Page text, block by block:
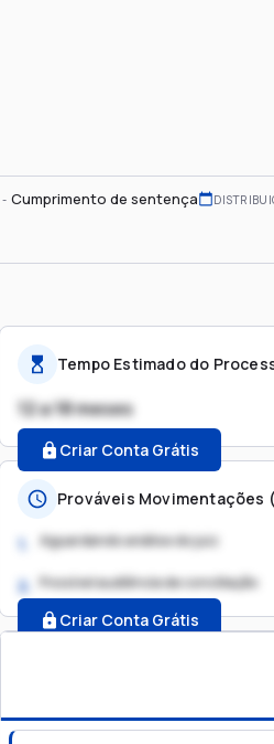
Cumprimento de sentença
Tempo Estimado do
12 a 18 meses
Criar Conta Grátis
Prováveis Movimentações
1. Aguardando análise do juiz
2. Possível audiência de conciliação
Criar Conta Grátis